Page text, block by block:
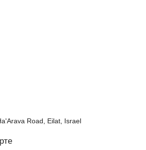
Road, Eilat, Israel